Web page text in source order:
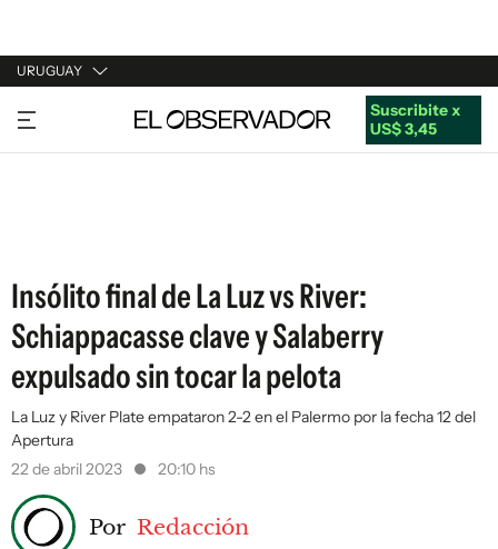
URUGUAY
URUGUAY
ARGENTINA
Suscribite x
US$ 3,45
Insólito final de La Luz vs River:
Schiappacasse clave y Salaberry
expulsado sin tocar la pelota
La Luz y River Plate empataron 2-2 en el Palermo por la fecha 12 del
Apertura
22 de abril 2023
20:10 hs
Por Redacción